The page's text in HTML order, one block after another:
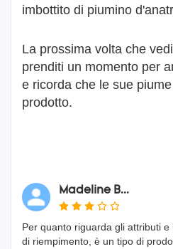
imbottito di piumino
La prossima volta che
prenditi un momento per
e ricorda che le sue
prodotto.
Madeline B...
Per quanto riguarda gli attributi
di riempimento, è un tipo di